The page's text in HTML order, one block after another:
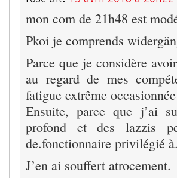
mon com de 21h48 est
Pkoi je comprends
Parce que je considère
au regard de mes
fatigue extrême
Ensuite, parce que j’ai
profond et des lazzis
de.fonctionnaire privilégié
J’en ai souffert atrocement.